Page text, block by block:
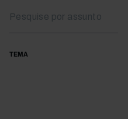
TEMA